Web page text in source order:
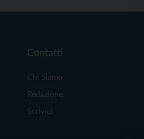
Contatti
Chi Siamo
Redazione
Scrivici